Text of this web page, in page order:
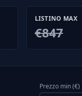
LISTINO MAX
€847
Prezzo min (€)